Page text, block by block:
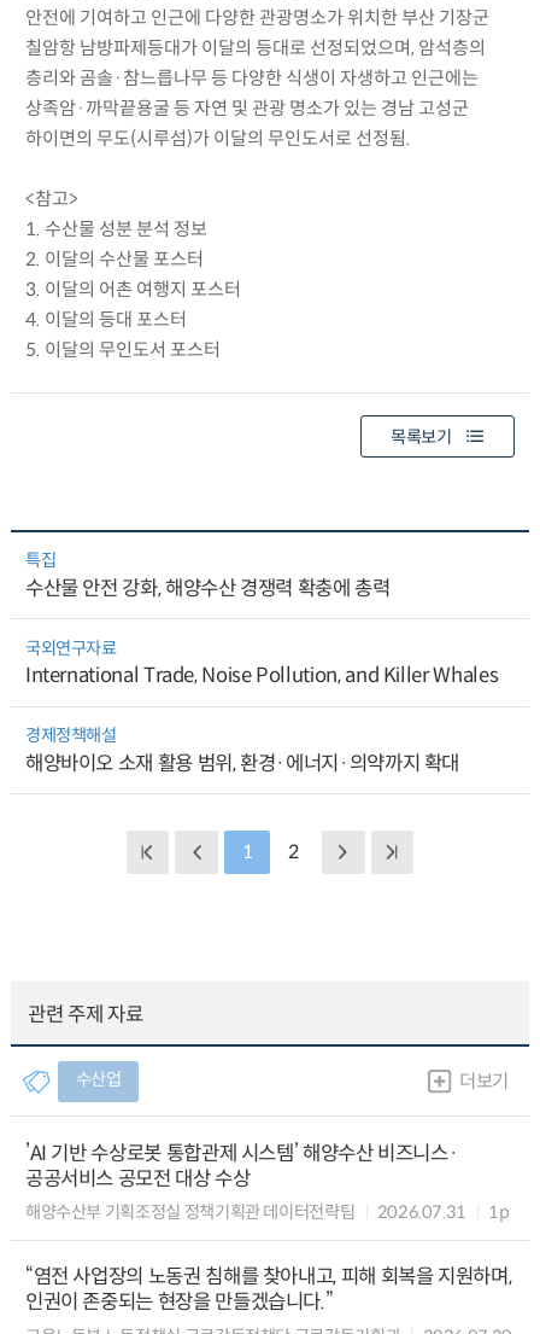
안전에 기여하고 인근에 다양한 관광명소가 위치한 부산 기장군
칠암항 남방파제등대가 이달의 등대로 선정되었으며, 암석층의
층리와 곰솔·참느릅나무 등 다양한 식생이 자생하고 인근에는
상족암·까막끝용굴 등 자연 및 관광 명소가 있는 경남 고성군
하이면의 무도(시루섬)가 이달의 무인도서로 선정됨.
<참고>
1. 수산물 성분 분석 정보
2. 이달의 수산물 포스터
3. 이달의 어촌 여행지 포스터
4. 이달의 등대 포스터
5. 이달의 무인도서 포스터
목록보기
특집
수산물 안전 강화, 해양수산 경쟁력 확충에 총력
국외연구자료
International Trade, Noise Pollution, and Killer Whales
경제정책해설
해양바이오 소재 활용 범위, 환경·에너지·의약까지 확대
1 2
관련 주제 자료
수산업 더보기
’AI 기반 수상로봇 통합관제 시스템’ 해양수산 비즈니스·
공공서비스 공모전 대상 수상
해양수산부 기획조정실 정책기획관 데이터전략팀 2026.07.31 1p
“염전 사업장의 노동권 침해를 찾아내고, 피해 회복을 지원하며,
인권이 존중되는 현장을 만들겠습니다.”